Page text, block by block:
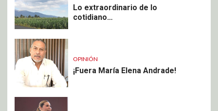
Lo extraordinario de lo
cotidiano…
OPINIÓN
¡Fuera María Elena Andrade!